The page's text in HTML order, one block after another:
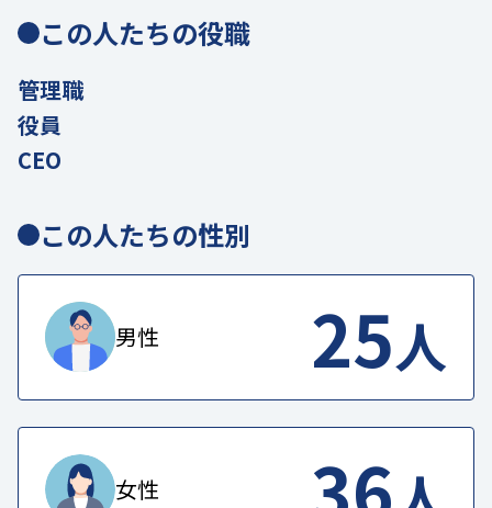
この人たちの役職
管理職
役員
CEO
この人たちの性別
男性 25人
女性